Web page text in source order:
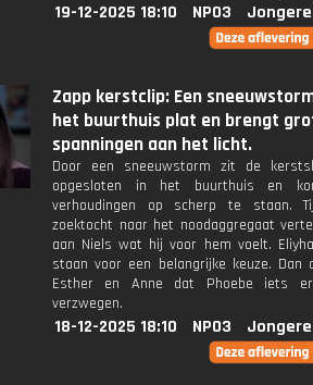
19-12-2025 18:10 NPO3
Zapp kerstclip: Een
het buurthuis plat en brengt
spanningen aan het licht.
Door een sneeuwstorm zit de
opgesloten in het buurthuis en
verhoudingen op scherp te staan.
zoektocht naar het noodaggregaat
aan Niels wat hij voor hem voelt.
staan voor een belangrijke keuze. Dan
Esther en Anne dat Phoebe iets
verzwegen.
18-12-2025 18:10 NPO3